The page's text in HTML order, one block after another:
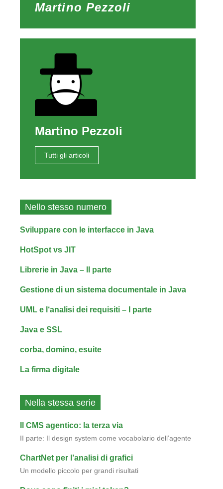
Martino Pezzoli
Martino Pezzoli
Tutti gli articoli
Nello stesso numero
Sviluppare con le interfacce in Java
HotSpot vs JIT
Librerie in Java – II parte
Gestione di un sistema documentale in Java
UML e l‘analisi dei requisiti – I parte
Java e SSL
corba, domino, esuite
La firma digitale
Nella stessa serie
Il CMS agentico: la terza via
II parte: Il design system come vocabolario dell’agente
ChartNet per l’analisi di grafici
Un modello piccolo per grandi risultati